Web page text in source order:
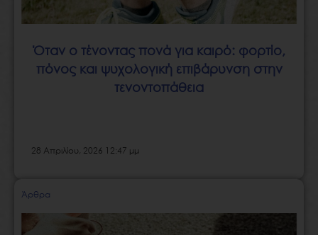
Όταν ο τένοντας πονά για καιρό: φορτίο,
πόνος και ψυχολογική επιβάρυνση στην
τενοντοπάθεια
28 Απριλίου, 2026 12:47 μμ
Άρθρα